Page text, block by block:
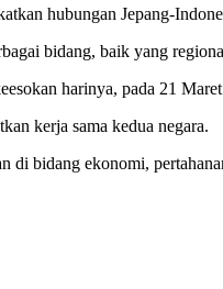
hubungan Jepang-
bidang, baik yang
harinya, pada 21
kerja sama kedua negara.
bidang ekonomi,